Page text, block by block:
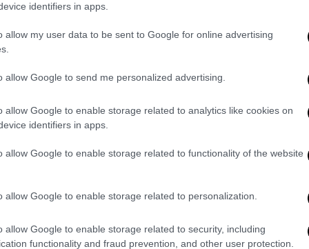
identifiers in apps.
allow my user data to be sent to Google for online advertising
allow Google to send me personalized advertising.
allow Google to enable storage related to analytics like cookies on
identifiers in apps.
allow Google to enable storage related to functionality of the website
allow Google to enable storage related to personalization.
allow Google to enable storage related to security, including
functionality and fraud prevention, and other user protection.
. Διεξάγεται με tweets, likes και
και think-tanks. Με ακαδημαϊκά papers
(proxies, άτυπους ambassadors),
ή γεωτρύπανα στη θέση των παλαιών
να υπάρχουν και να εξοπλίζονται.
κόσμο του ελληνικού παρελθόντος
Δεν μπορεί όμως να τα επιβάλλει
της Τουρκίας σε Αιγαίο,
να μάθουν ποια είναι η θέση
του, του περασμένου Απριλίου, ο
εκφραστής της « Γαλάζιας
το τουρκικό στρατιωτικό κατεστημένο